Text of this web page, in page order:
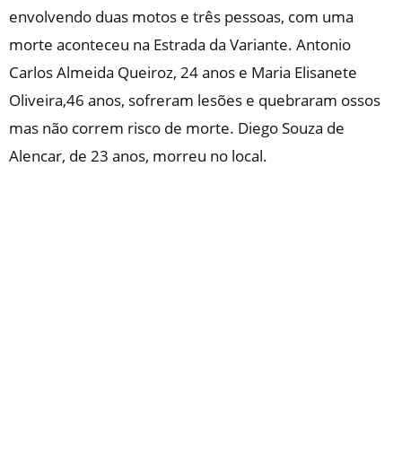
envolvendo duas motos e três pessoas, com uma
morte aconteceu na Estrada da Variante. Antonio
Carlos Almeida Queiroz, 24 anos e Maria Elisanete
Oliveira,46 anos, sofreram lesões e quebraram ossos
mas não correm risco de morte. Diego Souza de
Alencar, de 23 anos, morreu no local.